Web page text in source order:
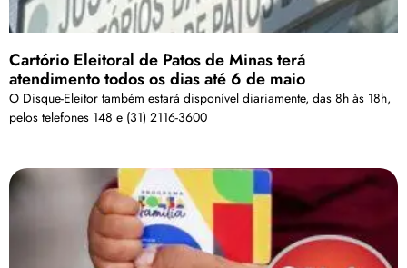
Cartório Eleitoral de Patos de Minas terá
atendimento todos os dias até 6 de maio
O Disque-Eleitor também estará disponível diariamente, das 8h às 18h,
pelos telefones 148 e (31) 2116-3600